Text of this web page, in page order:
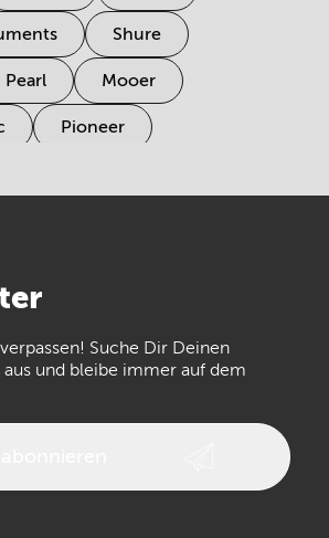
Shure
Pearl Mooer
Pioneer
Epiphone
Suche Dir Deinen
und bleibe immer auf dem